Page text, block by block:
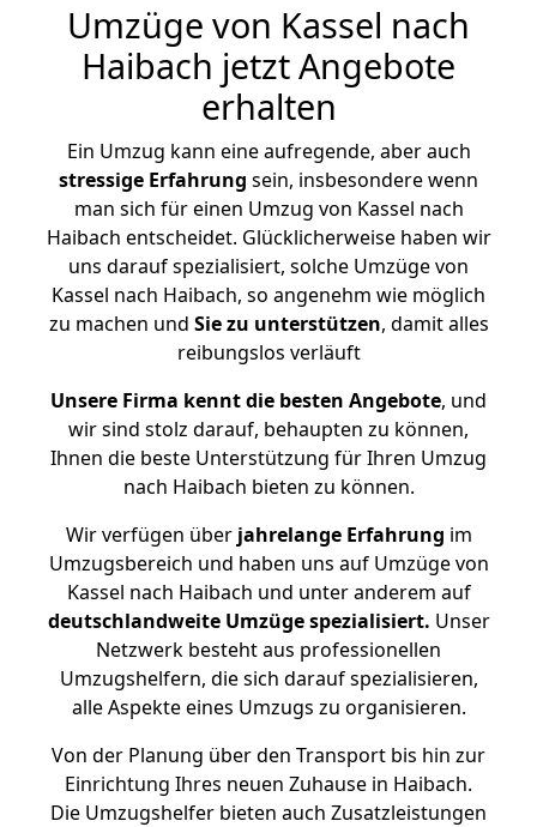
Umzüge von Kassel nach
Haibach jetzt Angebote
erhalten
Ein Umzug kann eine aufregende, aber auch
stressige Erfahrung sein, insbesondere wenn
man sich für einen Umzug von Kassel nach
Haibach entscheidet. Glücklicherweise haben wir
uns darauf spezialisiert, solche Umzüge von
Kassel nach Haibach, so angenehm wie möglich
zu machen und Sie zu unterstützen, damit alles
reibungslos verläuft
Unsere Firma kennt die besten Angebote, und
wir sind stolz darauf, behaupten zu können,
Ihnen die beste Unterstützung für Ihren Umzug
nach Haibach bieten zu können.
Wir verfügen überjahrelange Erfahrung im
Umzugsbereich und haben uns auf Umzüge von
Kassel nach Haibach und unter anderem auf
deutschlandweite Umzüge spezialisiert. Unser
Netzwerk besteht aus professionellen
Umzugshelfern, die sich darauf spezialisieren,
alle Aspekte eines Umzugs zu organisieren.
Von der Planung über den Transport bis hin zur
Einrichtung Ihres neuen Zuhause in Haibach.
Die Umzugshelfer bieten auch Zusatzleistungen